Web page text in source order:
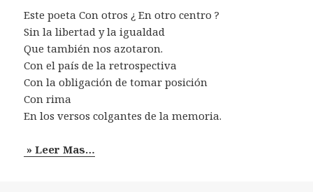
Este poeta Con otros ¿ En otro centro ?
Sin la libertad y la igualdad
Que también nos azotaron.
Con el país de la retrospectiva
Con la obligación de tomar posición
Con rima
En los versos colgantes de la memoria.
» Leer Mas…